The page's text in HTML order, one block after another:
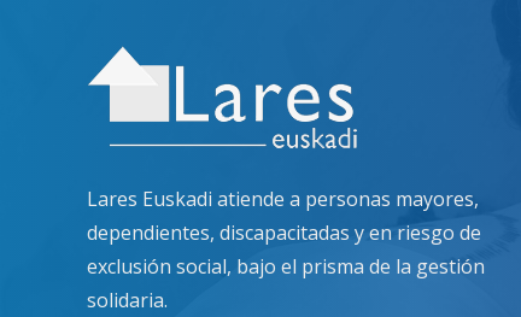
Lares Euskadi atiende a personas mayores,
dependientes, discapacitadas y en riesgo de
exclusión social, bajo el prisma de la gestión
solidaria.